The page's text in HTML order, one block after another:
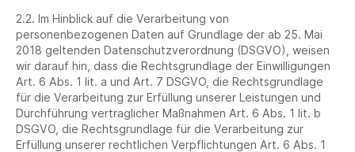
2.2. Im Hinblick auf die Verarbeitung von
personenbezogenen Daten auf Grundlage der ab 25. Mai
2018 geltenden Datenschutzverordnung (DSGVO), weisen
wir darauf hin, dass die Rechtsgrundlage der Einwilligungen
Art. 6 Abs. 1 lit. a und Art. 7 DSGVO, die Rechtsgrundlage
für die Verarbeitung zur Erfüllung unserer Leistungen und
Durchführung vertraglicher Maßnahmen Art. 6 Abs. 1 lit. b
DSGVO, die Rechtsgrundlage für die Verarbeitung zur
Erfüllung unserer rechtlichen Verpflichtungen Art. 6 Abs. 1